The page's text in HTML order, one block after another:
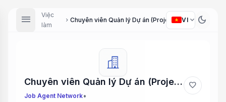
menu
Việc
làm
chevron_right Chuyên viên Quản lý Dự án (Project Manager)
VI expand_more dark_mode
Chuyên viên Quản lý Dự án (Project Manager)
Job Agent Network•
favorite